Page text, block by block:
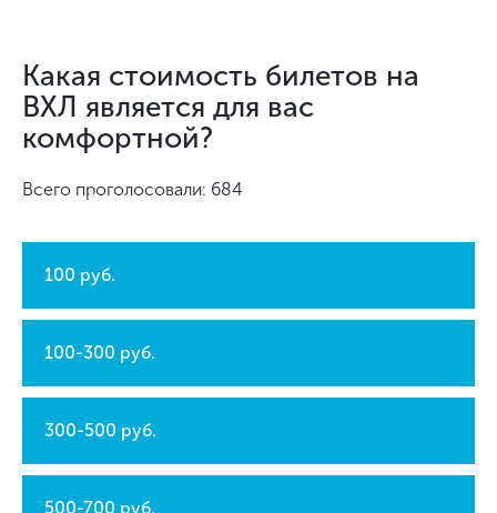
Какая стоимость билетов на
ВХЛ является для вас
комфортной?
Всего проголосовали: 684
100 руб.
100-300 руб.
300-500 руб.
500-700 руб.